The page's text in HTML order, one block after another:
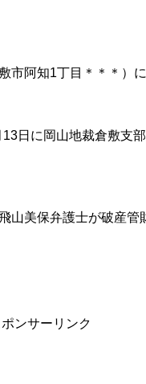
市阿知1丁目＊＊＊）
日に岡山地裁倉敷支
山美保弁護士が破産管
ポンサーリンク